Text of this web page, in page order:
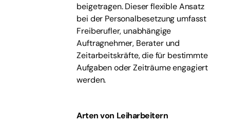
beigetragen. Dieser flexible Ansatz
bei der Personalbesetzung umfasst
Freiberufler, unabhängige
Auftragnehmer, Berater und
Zeitarbeitskräfte, die für bestimmte
Aufgaben oder Zeiträume engagiert
werden.
Arten von Leiharbeitern